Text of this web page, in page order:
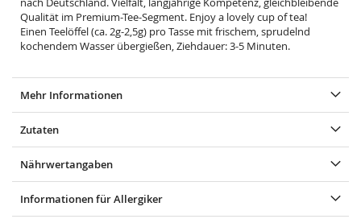
Qualität im Premium-Tee-Segment. Enjoy a lovely cup of tea!
Einen Teelöffel (ca. 2g-2,5g) pro Tasse mit frischem, sprudelnd
kochendem Wasser übergießen, Ziehdauer: 3-5 Minuten.
Mehr Informationen
Zutaten
Nährwertangaben
Informationen für Allergiker